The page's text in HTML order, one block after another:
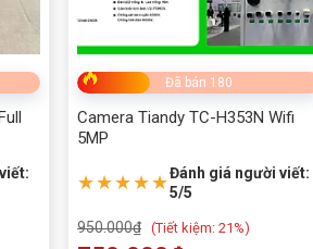
Đã bán 180
Camera Tiandy TC-H353N Wifi
5MP
★★★★★Đánh giá người viết:
5/5
950.000₫ (Tiết kiệm: 21%)